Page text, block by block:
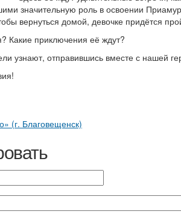
значительную роль в освоении
вернуться домой, девочке придётся
Какие приключения её ждут?
узнают, отправившись вместе с нашей
(г. Благовещенск)